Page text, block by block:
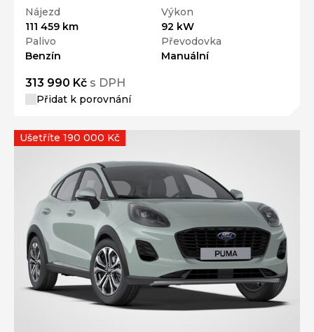
Nájezd
111 459 km
Výkon
92 kW
Palivo
Benzín
Převodovka
Manuální
313 990 Kč s DPH
Přidat k porovnání
Ušetříte 190 000 Kč